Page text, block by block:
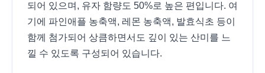
되어 있으며, 유자 함량도 50%로 높은 편입니다. 여
기에 파인애플 농축액, 레몬 농축액, 발효식초 등이
함께 첨가되어 상큼하면서도 깊이 있는 산미를 느
낄 수 있도록 구성되어 있습니다.